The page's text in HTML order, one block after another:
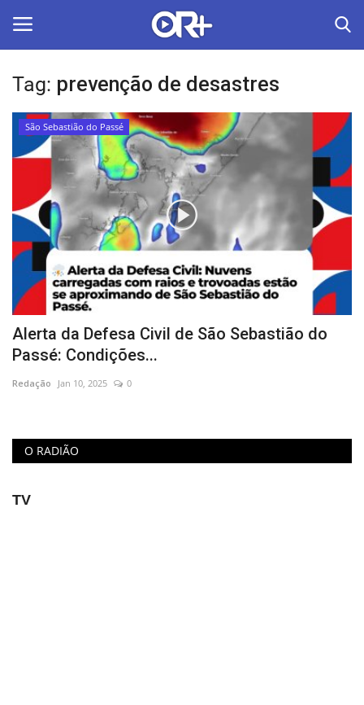
LOGIN ASSINAR
Home
O Radião News
Últimas
Radio & Tv
Política
Economia
Educação
Municípios
Tag: prevenção de desastres
São Sebastião do Passé
Alerta da Defesa Civil de São Sebastião do
Passé: Condições...
Redação Jan 10, 2025 0
O RADIÃO
TV